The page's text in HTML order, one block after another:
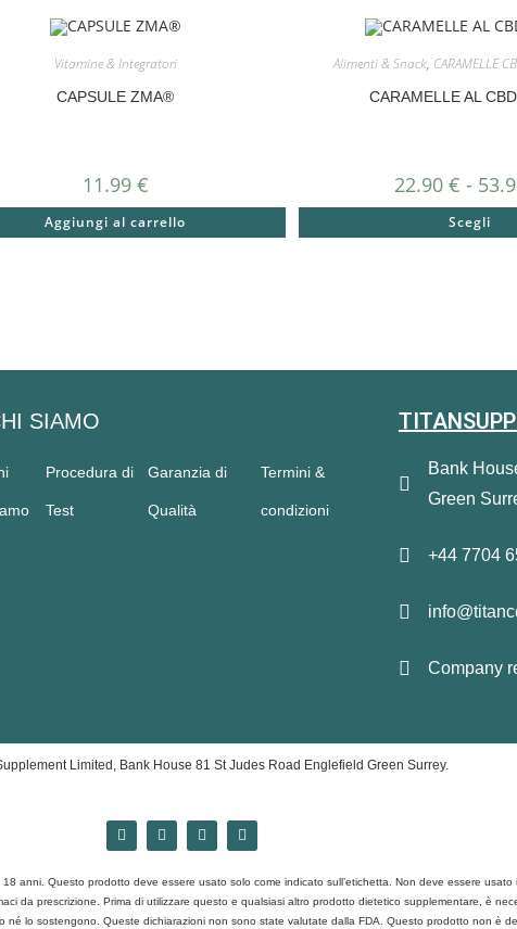
Vitamine & Integratori
CAPSULE ZMA®
11.99 €
Aggiungi al carrello
Alimenti & Snack, CARAMELLE
CARAMELLE AL
22.90 € -
Scegli
SIAMO
Procedura di
Test
Garanzia di
Qualità
Termini &
condizioni
Bank
Green
+44 7704
Company
Limited, Bank House 81 St Judes Road Englefield Green Surrey.
anni. Questo prodotto deve essere usato solo come indicato sull’etichetta. Non deve essere
da prescrizione. Prima di utilizzare questo e qualsiasi altro prodotto dietetico supplementare, è
lo sostengono. Queste dichiarazioni non sono state valutate dalla FDA. Questo prodotto non è